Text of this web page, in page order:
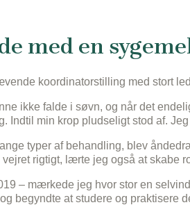
med en
koordinatorstilling med stort
ikke falde i søvn, og når det
Indtil min krop pludseligt stod af.
typer af behandling, blev
rigtigt, lærte jeg også at skabe
– mærkede jeg hvor stor en
begyndte at studere og praktisere